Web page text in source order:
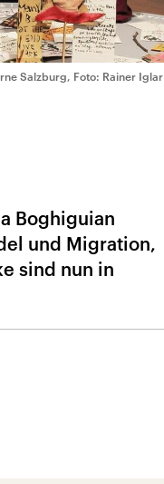
Salzburg, Foto: Rainer Iglar
Boghiguian
und Migration,
sind nun in